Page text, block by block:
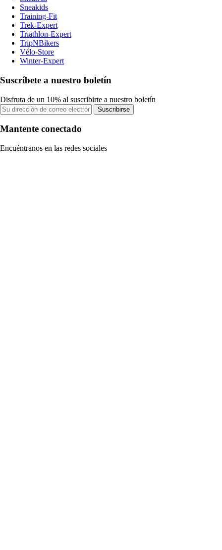
Sneakids
Training-Fit
Trek-Expert
Triathlon-Expert
TripNBikers
Vélo-Store
Winter-Expert
Suscríbete a nuestro boletín
Disfruta de un 10% al suscribirte a nuestro boletín
Suscribirse
Mantente conectado
Encuéntranos en las redes sociales